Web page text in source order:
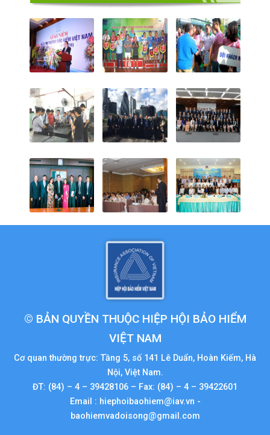
© BẢN QUYỀN THUỘC HIỆP HỘI BẢO HIỂM
VIỆT NAM
Cơ quan thường trực: Tầng 5, số 141 Lê Duẩn, Hoàn Kiếm, Hà
Nội, Việt Nam.
ĐT: (84) – 4 – 39428106 – Fax: (84) – 4 – 39422601
Email : hiephoibaohiem@iav.vn -
baohiemvadoisong@gmail.com